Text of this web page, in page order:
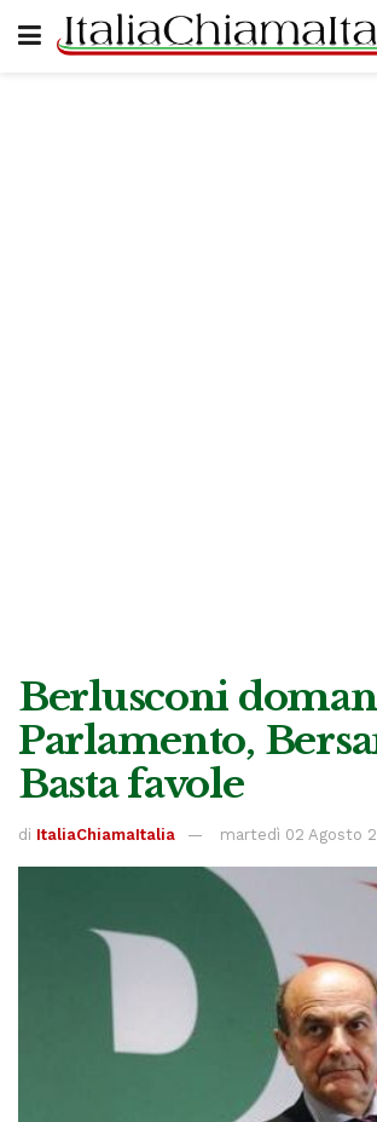
Berlusconi
Parlamento,
Basta favole
di ItaliaChiamaItalia martedì 02 Agosto